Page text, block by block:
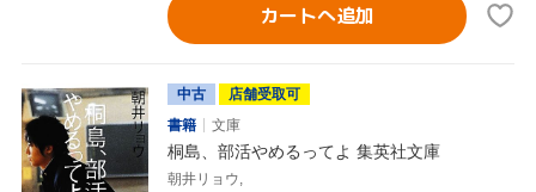
カートへ追加
中古
店舗受取可
書籍
文庫
桐島、部活やめるってよ 集英社文庫
朝井リョウ,